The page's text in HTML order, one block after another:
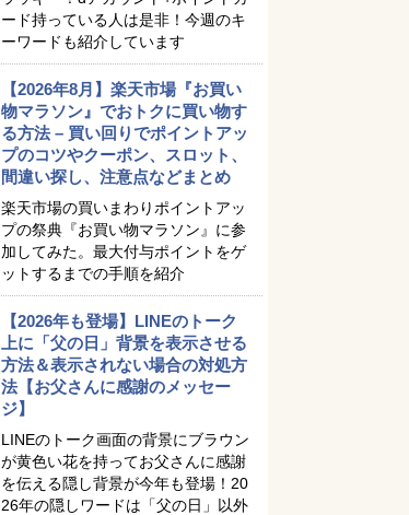
ード持っている人は是非！今週のキ
ーワードも紹介しています
【2026年8月】楽天市場『お買い
物マラソン』でおトクに買い物す
る方法 – 買い回りでポイントアッ
プのコツやクーポン、スロット、
間違い探し、注意点などまとめ
楽天市場の買いまわりポイントアッ
プの祭典『お買い物マラソン』に参
加してみた。最大付与ポイントをゲ
ットするまでの手順を紹介
【2026年も登場】LINEのトーク
上に「父の日」背景を表示させる
方法＆表示されない場合の対処方
法【お父さんに感謝のメッセー
ジ】
LINEのトーク画面の背景にブラウン
が黄色い花を持ってお父さんに感謝
を伝える隠し背景が今年も登場！20
26年の隠しワードは「父の日」以外